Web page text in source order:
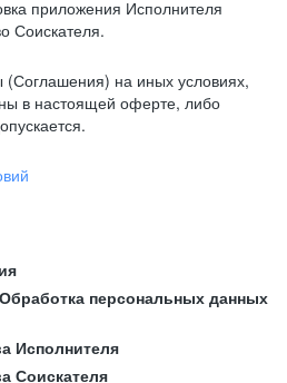
приложения Исполнителя
Соискателя.
на иных условиях,
в настоящей оферте, либо
персональных данных
Исполнителя
Соискателя